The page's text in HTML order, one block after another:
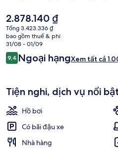
tiện nghi nổi bật khác tại khách sạn
giá cao nhân viên nhiệt tình.
Giá
hiện
tại
là
2.878.140 ₫
2.878.140 ₫
Tổng 3.423.336 ₫
bao gồm thuế & phí
31/08 - 01/09
Nhận
xét
9,49,4 trên 10,
Ngoại hạngXem tất cả
Tiện nghi, dịch vụ nổi bật
Hồ bơi
Có bãi đậu xe
Nhà hàng